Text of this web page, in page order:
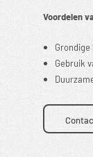
Voordelen
Gebruik